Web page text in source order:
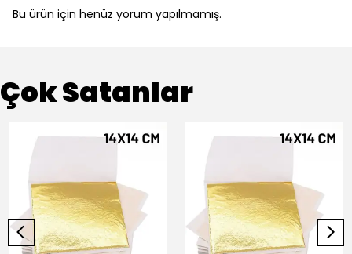
Bu ürün için henüz yorum yapılmamış.
Çok Satanlar